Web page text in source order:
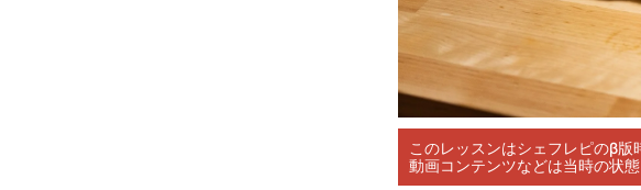
このレッスンはシェフレピのβ版
動画コンテンツなどは当時の状